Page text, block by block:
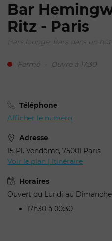
Bar
Ritz - Paris
Bars lounge, Bars dans un
Fermé Ouvre à 17:30
Téléphone
Afficher le numéro
Adresse
15 Pl. Vendôme, 75001 Paris
Voir le plan | Itinéraire
Horaires
Ouvert du Lundi au Dimanche:
17h30 à 00:30
Votre
Hemingway